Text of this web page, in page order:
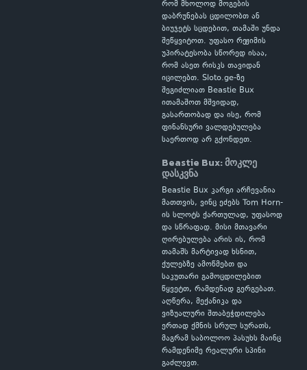
რომ მხოლოდ მოგების
დაბრუნებას ცდილობთ ან
ბიუჯეტს სცდებით, თამაში უნდა
შეწყვიტოთ. უფასო რეჟიმის
უპირატესობა სწორედ ისაა,
რომ ასეთ რისკს თავიდან
იცილებთ. Sloto.ge-ზე
შეგიძლიათ Beastie Bux
ითამაშოთ მშვიდად,
გასართობად და ისე, რომ
ფინანსური ვალდებულება
საერთოდ არ გქონდეთ.
Beastie Bux: მოკლე
დასკვნა
Beastie Bux კარგი არჩევანია
მათთვის, ვინც ეძებს Tom Horn-
ის სლოტს ქართულად, უფასოდ
და სწრაფად. მისი მთავარი
ღირებულება არის ის, რომ
თამაშს მარტივად ხსნით,
ქულებზე ამოწმებთ და
საკუთარი გამოცდილებით
წყვეტთ, რამდენად გერგებათ.
აღწერა, მექანიკა და
ვიზუალური შთაბეჭდილება
ერთად ქმნის სრულ სურათს,
მაგრამ საბოლოო პასუხს მაინც
რამდენიმე რეალური სპინი
გაძლევთ.